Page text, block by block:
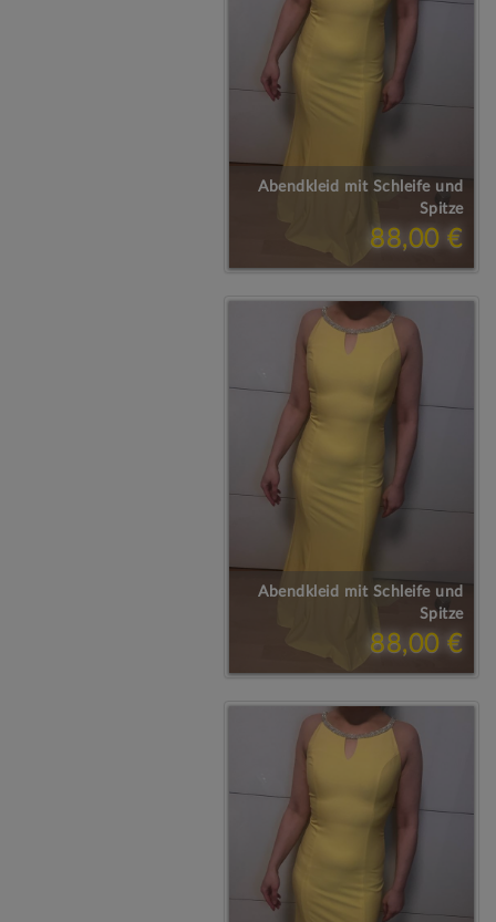
Abendkleid mit Schleife und
Spitze
88,00 €
Abendkleid mit Schleife und
Spitze
88,00 €